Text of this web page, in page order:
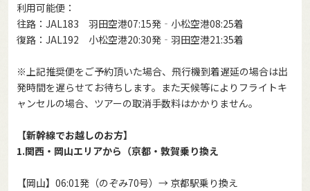
利用可能便：
往路：JAL183 羽田空港07:15発‐小松空港08:25着
復路：JAL192 小松空港20:30発‐羽田空港21:35着
※上記推奨便をご予約頂いた場合、飛行機到着遅延の場合は出
発時間を遅らせてお待ちします。また天候等によりフライトキ
ャンセルの場合、ツアーの取消手数料はかかりません。
【新幹線でお越しのお方】
1.関西・岡山エリアから（京都・敦賀乗り換え
【岡山】06:01発（のぞみ70号）→ 京都駅乗り換え